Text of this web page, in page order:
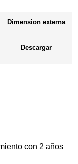
Dimension externa
Descargar
con 2 años